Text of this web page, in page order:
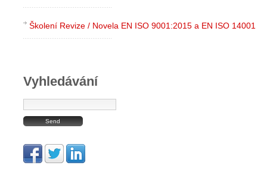
Školení Revize / Novela EN ISO 9001:2015 a EN ISO 14001
Vyhledávání